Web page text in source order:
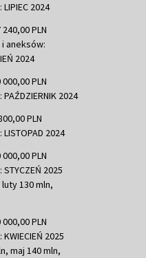
2024
PLN
aneksów:
2024
PLN
2024
PLN
2024
PLN
2025
130 mln,
PLN
2025
maj 140 mln,